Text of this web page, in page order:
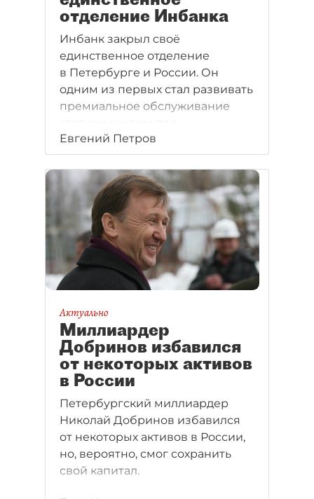
отделение Инбанка
Инбанк закрыл своё
единственное отделение
в Петербурге и России. Он
одним из первых стал развивать
премиальное обслуживание
Евгений Петров
Актуально
Миллиардер
Добринов избавился
от некоторых активов
в России
Петербургский миллиардер
Николай Добринов избавился
от некоторых активов в России,
но, вероятно, смог сохранить
свой капитал.